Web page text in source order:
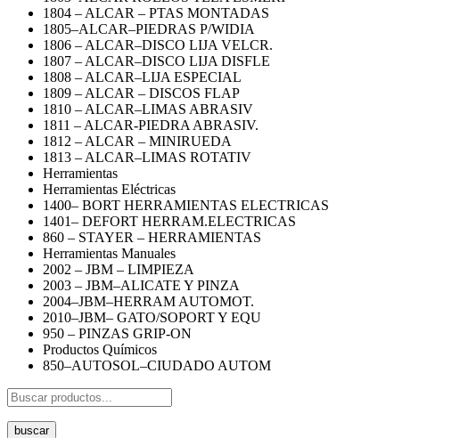
1804 – ALCAR – PTAS MONTADAS
1805–ALCAR–PIEDRAS P/WIDIA
1806 – ALCAR–DISCO LIJA VELCR.
1807 – ALCAR–DISCO LIJA DISFLE
1808 – ALCAR–LIJA ESPECIAL
1809 – ALCAR – DISCOS FLAP
1810 – ALCAR–LIMAS ABRASIV
1811 – ALCAR-PIEDRA ABRASIV.
1812 – ALCAR – MINIRUEDA
1813 – ALCAR–LIMAS ROTATIV
Herramientas
Herramientas Eléctricas
1400– BORT HERRAMIENTAS ELECTRICAS
1401– DEFORT HERRAM.ELECTRICAS
860 – STAYER – HERRAMIENTAS
Herramientas Manuales
2002 – JBM – LIMPIEZA
2003 – JBM–ALICATE Y PINZA
2004–JBM–HERRAM AUTOMOT.
2010–JBM– GATO/SOPORT Y EQU
950 – PINZAS GRIP-ON
Productos Químicos
850–AUTOSOL–CIUDADO AUTOM
buscar